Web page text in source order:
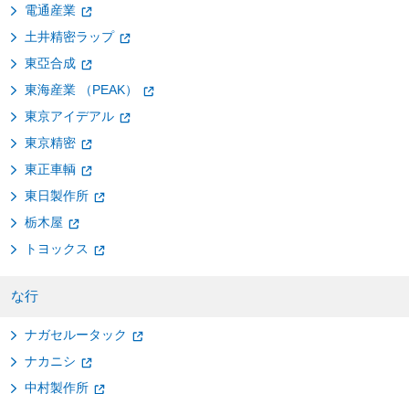
電通産業
土井精密ラップ
東亞合成
東海産業 （PEAK）
東京アイデアル
東京精密
東正車輌
東日製作所
栃木屋
トヨックス
な行
ナガセルータック
ナカニシ
中村製作所